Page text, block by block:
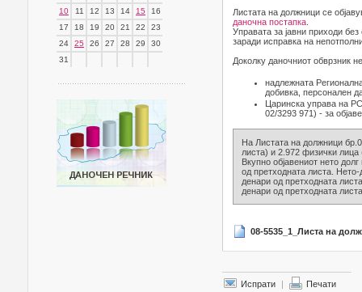
10
11 12 13 14 15
16
17
18 19 20 21 22
23
24
25 26 27 28 29
30
31
Листата на должници се
даночна постапка
Управата за јавни приходи
заради исправка на
Доколку даночниот обврзник
надлежната
добивка, персонален
Царинска управа на
02/3293 971) - за
На Листата на должници
листа) и 2.972 физички лица
Вкупно објавениот нето
од претходната листа.
денари од претходната
денари од претходната
08-5535_1_Листа на
Испрати | Печати